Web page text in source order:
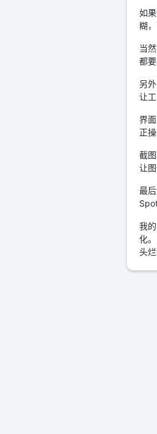
如
糊
当
都
另
让
界
正
截
让
最
我
化
头